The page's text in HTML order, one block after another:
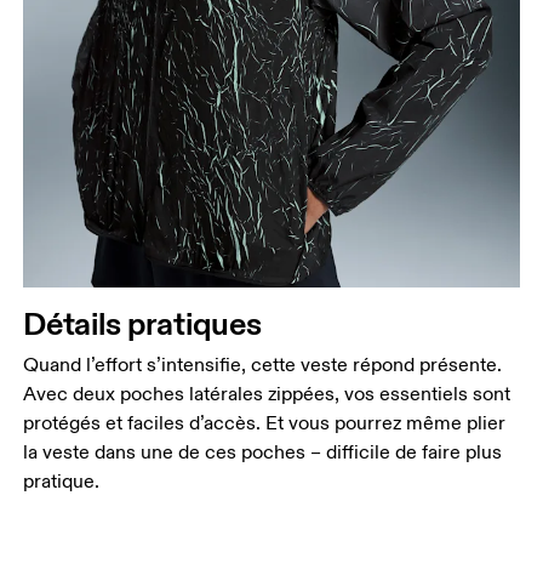
Détails pratiques
Quand l’effort s’intensifie, cette veste répond présente.
Avec deux poches latérales zippées, vos essentiels sont
protégés et faciles d’accès. Et vous pourrez même plier
la veste dans une de ces poches – difficile de faire plus
pratique.